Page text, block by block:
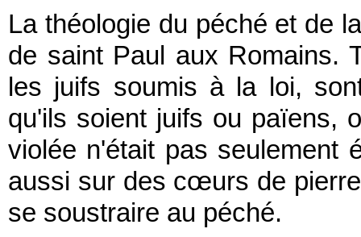
La théologie du péché et de
de saint Paul aux Romains.
les juifs soumis à la loi,
qu'ils soient juifs ou païens,
violée n'était pas seulement
aussi sur des cœurs de
se soustraire au péché.